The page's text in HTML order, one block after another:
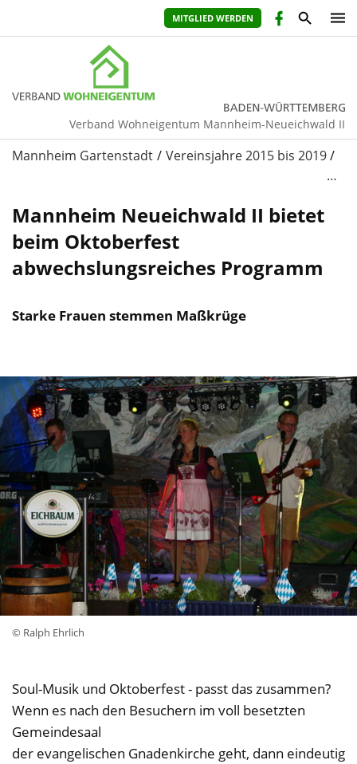
MITGLIED WERDEN
Verband Wohneigentum Mannheim-Neueichwald II
Mannheim Gartenstadt
Vereinsjahre 2015 bis 2019
…
Mannheim Neueichwald II bietet
beim Oktoberfest
abwechslungsreiches Programm
Starke Frauen stemmen Maßkrüge
© Ralph Ehrlich
Soul-Musik und Oktoberfest - passt das zusammen?
Wenn es nach den Besuchern im voll besetzten
Gemeindesaal
der evangelischen Gnadenkirche geht, dann eindeutig